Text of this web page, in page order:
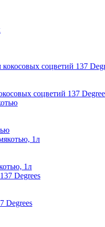
соцветий 137
1л
Degrees